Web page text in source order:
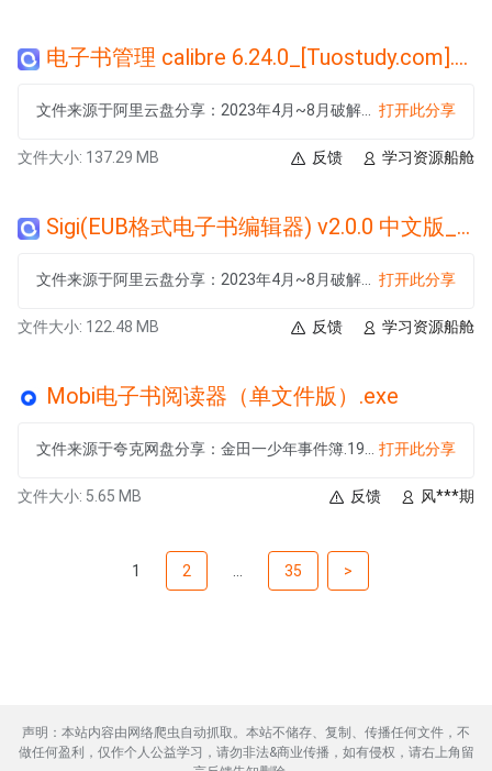
电子书管理 calibre 6.24.0_[Tuostudy.com].exe
打开此分享
文件大小: 137.29 MB 学习资源船舱
反馈
Sigi(EUB格式电子书编辑器) v2.0.0 中文版_[Tuostudy.com].exe
打开此分享
文件大小: 122.48 MB 学习资源船舱
反馈
Mobi电子书阅读器（单文件版）.exe
打开此分享
文件大小: 5.65 MB 风***期
反馈
1 2 35 >
声明：本站内容由网络爬虫自动抓取。本站不储存、复制、传播任何文件，不
做任何盈利，仅作个人公益学习，请勿非法&商业传播，如有侵权，请右上角留